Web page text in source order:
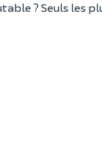
? Seuls les